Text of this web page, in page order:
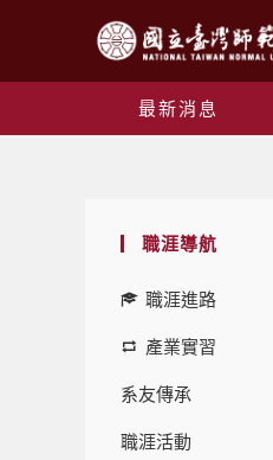
最新消息
職涯導航
職涯進路
產業實習
系友傳承
職涯活動